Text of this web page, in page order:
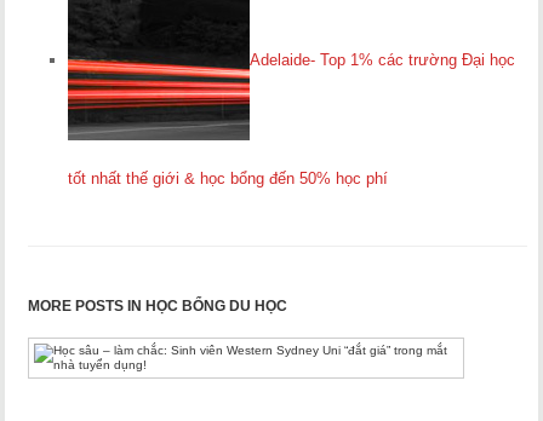
Adelaide- Top 1% các trường Đại học
tốt nhất thế giới & học bổng đến 50% học phí
MORE POSTS IN HỌC BỔNG DU HỌC